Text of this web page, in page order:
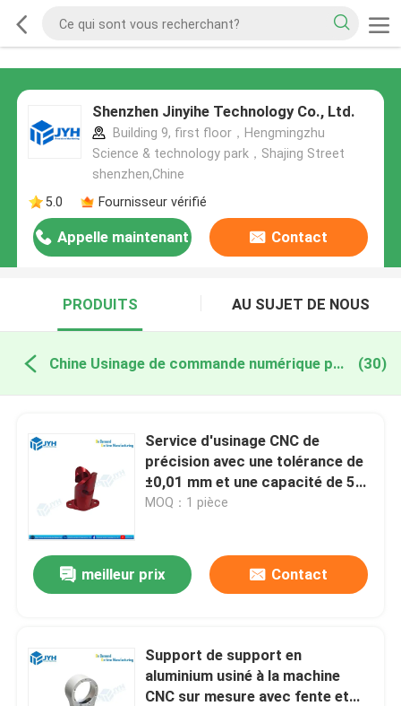
Shenzhen Jinyihe Technology Co., Ltd.
Building 9, first floor，Hengmingzhu
Science & technology park，Shajing Street
shenzhen,Chine
5.0
Fournisseur vérifié
Appelle maintenant Contact
PRODUITS AU SUJET DE NOUS
Chine Usinage de commande numérique par ordinateur de bas volume (30)
Service d'usinage CNC de
précision avec une tolérance de
±0,01 mm et une capacité de 5
axes pour les composants de
MOQ：1 pièce
meilleur prix Contact
Support de support en
aluminium usiné à la machine
CNC sur mesure avec fente et